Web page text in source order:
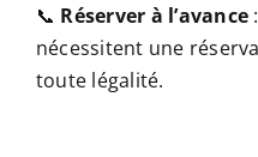
📞 Réserver à l’avance
nécessitent une
toute légalité.